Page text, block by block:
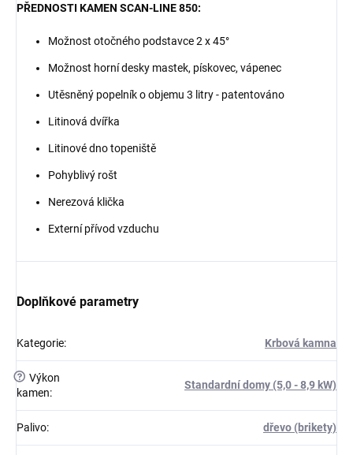
PŘEDNOSTI KAMEN SCAN-LINE 850:
Možnost otočného podstavce 2 x 45°
Možnost horní desky mastek, pískovec, vápenec
Utěsněný popelník o objemu 3 litry - patentováno
Litinová dvířka
Litinové dno topeniště
Pohyblivý rošt
Nerezová klička
Externí přívod vzduchu
Doplňkové parametry
Kategorie: Krbová kamna
? Výkon
kamen:
Standardní domy (5,0 - 8,9 kW)
Palivo: dřevo (brikety)